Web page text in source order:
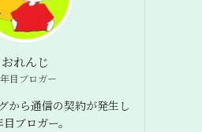
おれんじ
目ブロガー
から通信の契約が発生し
ブロガー。